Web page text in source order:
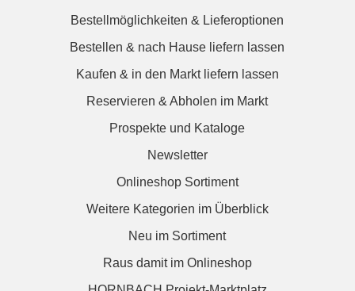
Bestellmöglichkeiten & Lieferoptionen
Bestellen & nach Hause liefern lassen
Kaufen & in den Markt liefern lassen
Reservieren & Abholen im Markt
Prospekte und Kataloge
Newsletter
Onlineshop Sortiment
Weitere Kategorien im Überblick
Neu im Sortiment
Raus damit im Onlineshop